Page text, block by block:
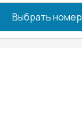
Выбрать номер